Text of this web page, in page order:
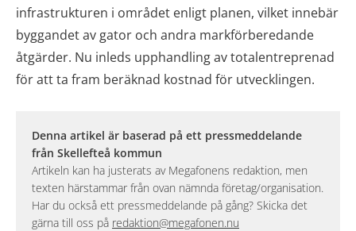
infrastrukturen i området enligt planen, vilket innebär
byggandet av gator och andra markförberedande
åtgärder. Nu inleds upphandling av totalentreprenad
för att ta fram beräknad kostnad för utvecklingen.
Denna artikel är baserad på ett pressmeddelande
från Skellefteå kommun
Artikeln kan ha justerats av Megafonens redaktion, men
texten härstammar från ovan nämnda företag/organisation.
Har du också ett pressmeddelande på gång? Skicka det
gärna till oss på redaktion@megafonen.nu